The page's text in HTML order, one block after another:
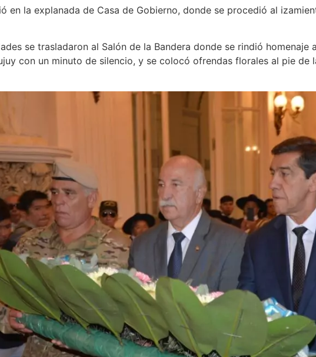
en la explanada de Casa de Gobierno, donde se procedió al
se trasladaron al Salón de la Bandera donde se rindió homenaje
con un minuto de silencio, y se colocó ofrendas florales al pie de